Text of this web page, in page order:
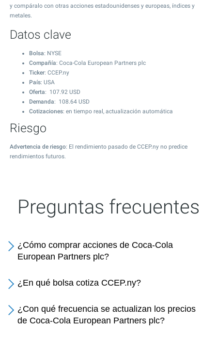
y compáralo con otras acciones estadounidenses y europeas, índices y
metales.
Datos clave
Bolsa: NYSE
Compañía: Coca-Cola European Partners plc
Ticker: CCEP.ny
País: USA
Oferta: 107.92 USD
Demanda: 108.64 USD
Cotizaciones: en tiempo real, actualización automática
Riesgo
Advertencia de riesgo: El rendimiento pasado de CCEP.ny no predice
rendimientos futuros.
Preguntas frecuentes
¿Cómo comprar acciones de Coca-Cola
European Partners plc?
¿En qué bolsa cotiza CCEP.ny?
¿Con qué frecuencia se actualizan los precios
de Coca-Cola European Partners plc?